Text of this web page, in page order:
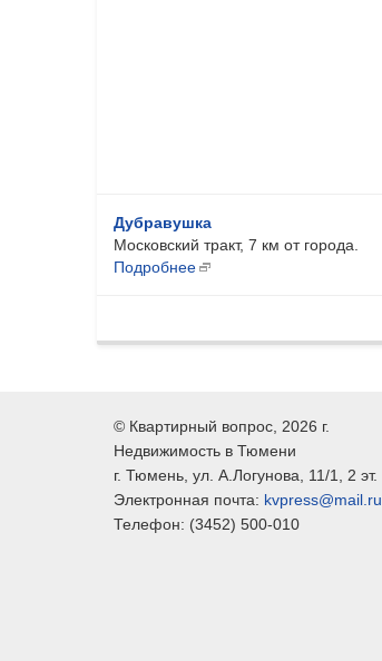
Дубравушка
Московский тракт, 7 км от города.
Подробнее
© Квартирный вопрос , 2026 г.
Недвижимость в Тюмени
г. Тюмень , ул. А.Логунова, 11/1, 2 эт.
Электронная почта: kvpress@mail.ru
Телефон: (3452) 500-010